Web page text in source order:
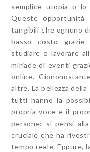
semplice utopia o
Queste
tangibili che ognuno
basso costo
studiare o lavorare
miriade di eventi
online.
altre. La bellezza
tutti hanno la
propria voce e il
persone: si pensi alla
cruciale che ha
tempo reale. Eppure,